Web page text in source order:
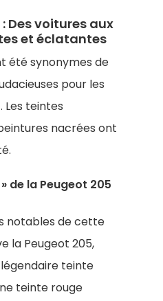
: Des voitures aux
et éclatantes
été synonymes de
pour les
Les teintes
nacrées ont
de la Peugeot 205
notables de cette
la Peugeot 205,
teinte
teinte rouge